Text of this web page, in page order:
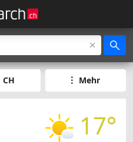
CH Mehr
17°